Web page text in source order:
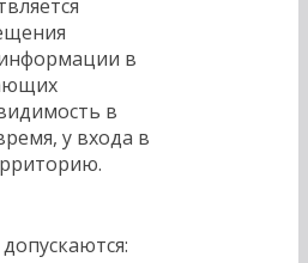
в
в
у входа в